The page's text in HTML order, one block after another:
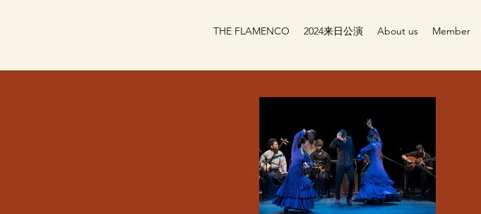
THE FLAMENCO 2024来日公演 About us Member